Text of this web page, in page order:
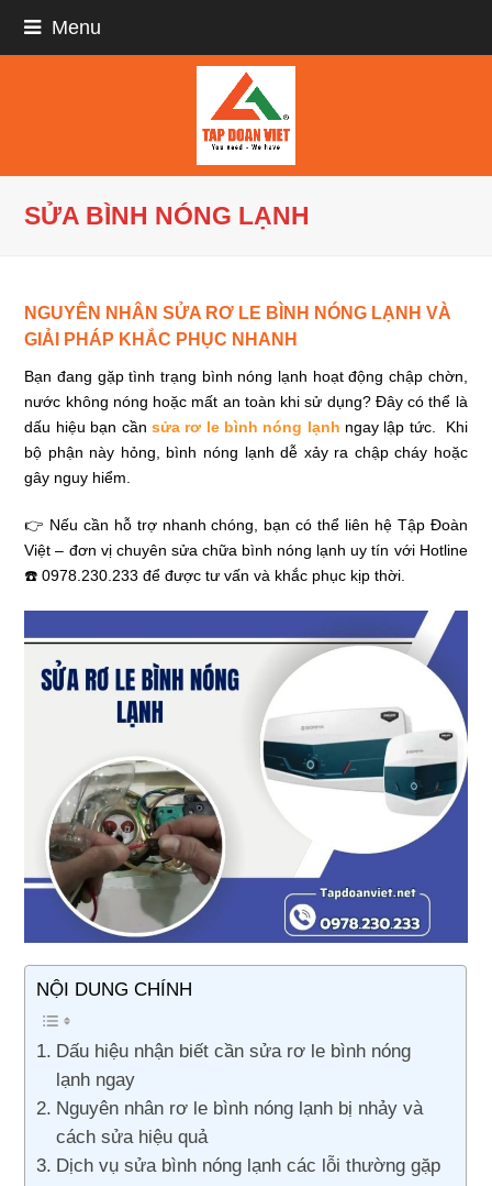
Menu
SỬA BÌNH NÓNG LẠNH
NGUYÊN NHÂN SỬA RƠ LE BÌNH NÓNG LẠNH VÀ
GIẢI PHÁP KHẮC PHỤC NHANH
Bạn đang gặp tình trạng bình nóng lạnh hoạt động chập chờn,
nước không nóng hoặc mất an toàn khi sử dụng? Đây có thể là
dấu hiệu bạn cần sửa rơ le bình nóng lạnh ngay lập tức. Khi
bộ phận này hỏng, bình nóng lạnh dễ xảy ra chập cháy hoặc
gây nguy hiểm.
👉 Nếu cần hỗ trợ nhanh chóng, bạn có thể liên hệ Tập Đoàn
Việt – đơn vị chuyên sửa chữa bình nóng lạnh uy tín với Hotline
☎️ 0978.230.233 để được tư vấn và khắc phục kịp thời.
NỘI DUNG CHÍNH
Dấu hiệu nhận biết cần sửa rơ le bình nóng
lạnh ngay
Nguyên nhân rơ le bình nóng lạnh bị nhảy và
cách sửa hiệu quả
Dịch vụ sửa bình nóng lạnh các lỗi thường gặp